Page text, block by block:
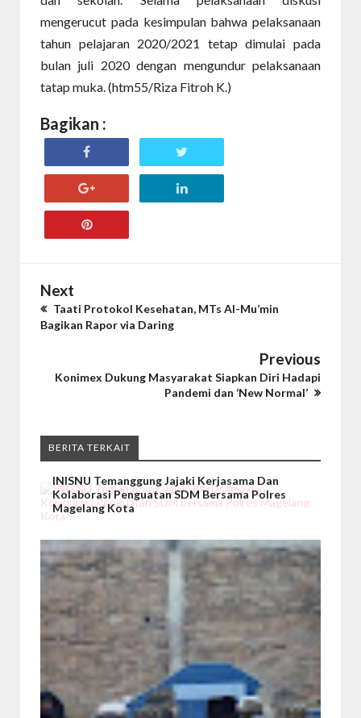
mengerucut pada kesimpulan bahwa pelaksanaan
tahun pelajaran 2020/2021 tetap dimulai pada
bulan juli 2020 dengan mengundur pelaksanaan
tatap muka. (htm55/Riza Fitroh K.)
Bagikan :
Next
Taati Protokol Kesehatan, MTs Al-Mu’min
Bagikan Rapor via Daring
Previous
Konimex Dukung Masyarakat Siapkan Diri Hadapi
Pandemi dan ‘New Normal’
BERITA TERKAIT
INISNU Temanggung Jajaki Kerjasama Dan
Kolaborasi Penguatan SDM Bersama Polres
Magelang Kota